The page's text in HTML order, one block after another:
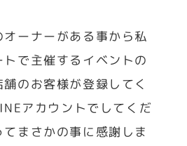
ーナーがある事から私
で主催するイベントの
のお客様が登録してく
アカウントでしてくだ
まさかの事に感謝しま